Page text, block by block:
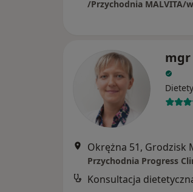
/Przychodnia MALVITA/
mgr
Okrężna 51, Grodzisk
Przychodnia Progress
Konsultacja